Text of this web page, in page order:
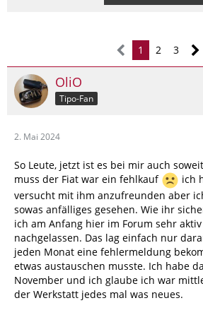
1 2 3
OliO
Tipo-Fan
2. Mai 2024
So Leute, jetzt ist es bei mir auch
muss der Fiat war ein fehlkauf
ich
versucht mit ihm anzufreunden aber
sowas anfälliges gesehen. Wie ihr
ich am Anfang hier im Forum sehr
nachgelassen. Das lag einfach nur
jeden Monat eine fehlermeldung
etwas austauschen musste. Ich habe
November und ich glaube ich war
der Werkstatt jedes mal was neues.